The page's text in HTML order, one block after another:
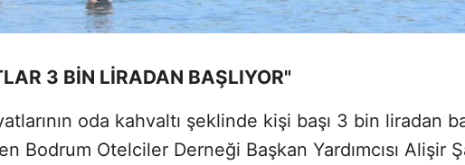
3 BİN LİRADAN BAŞLIYOR"
oda kahvaltı şeklinde kişi başı 3 bin liradan
Bodrum Otelciler Derneği Başkan Yardımcısı Alişir